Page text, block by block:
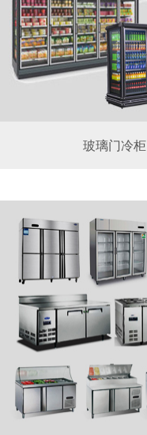
玻璃门冷柜